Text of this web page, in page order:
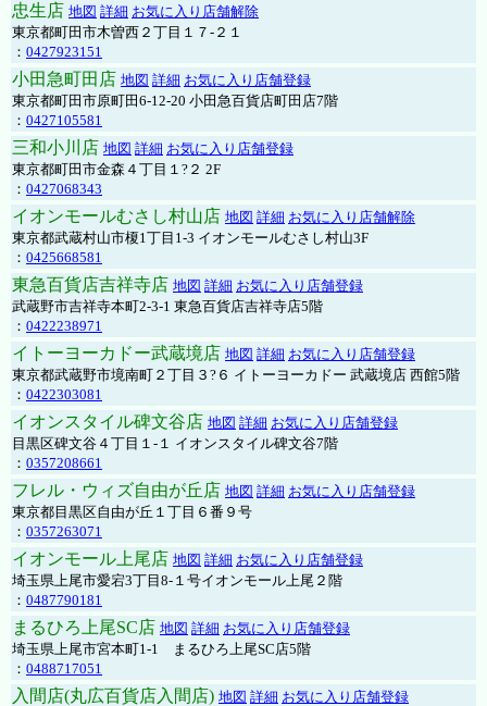
忠生店 地図 詳細 お気に入り店舗解除
東京都町田市木曽西２丁目１７-２１
： 0427923151
小田急町田店 地図 詳細 お気に入り店舗登録
東京都町田市原町田6-12-20 小田急百貨店町田店7階
： 0427105581
三和小川店 地図 詳細 お気に入り店舗登録
東京都町田市金森４丁目１?２ 2F
： 0427068343
イオンモールむさし村山店 地図 詳細 お気に入り店舗解除
東京都武蔵村山市榎1丁目1-3 イオンモールむさし村山3F
： 0425668581
東急百貨店吉祥寺店 地図 詳細 お気に入り店舗登録
武蔵野市吉祥寺本町2-3-1 東急百貨店吉祥寺店5階
： 0422238971
イトーヨーカドー武蔵境店 地図 詳細 お気に入り店舗登録
東京都武蔵野市境南町２丁目３?６ イトーヨーカドー 武蔵境店 西館5階
： 0422303081
イオンスタイル碑文谷店 地図 詳細 お気に入り店舗登録
目黒区碑文谷４丁目１-１ イオンスタイル碑文谷7階
： 0357208661
フレル・ウィズ自由が丘店 地図 詳細 お気に入り店舗登録
東京都目黒区自由が丘１丁目６番９号
： 0357263071
イオンモール上尾店 地図 詳細 お気に入り店舗登録
埼玉県上尾市愛宕3丁目8-１号イオンモール上尾２階
： 0487790181
まるひろ上尾SC店 地図 詳細 お気に入り店舗登録
埼玉県上尾市宮本町1-1 まるひろ上尾SC店5階
： 0488717051
入間店(丸広百貨店入間店) 地図 詳細 お気に入り店舗登録